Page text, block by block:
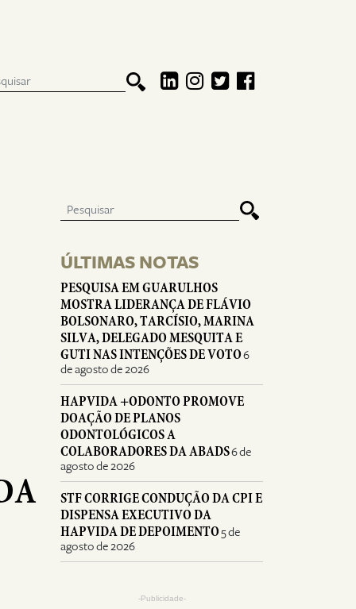
ÚLTIMAS NOTAS
PESQUISA EM GUARULHOS
MOSTRA LIDERANÇA DE FLÁVIO
BOLSONARO, TARCÍSIO, MARINA
SILVA, DELEGADO MESQUITA E
GUTI NAS INTENÇÕES DE VOTO6
de agosto de 2026
HAPVIDA +ODONTO PROMOVE
DOAÇÃO DE PLANOS
ODONTOLÓGICOS A
COLABORADORES DA ABADS6 de
agosto de 2026
STF CORRIGE CONDUÇÃO DA CPI E
DISPENSA EXECUTIVO DA
HAPVIDA DE DEPOIMENTO5 de
agosto de 2026
-Publicidade-